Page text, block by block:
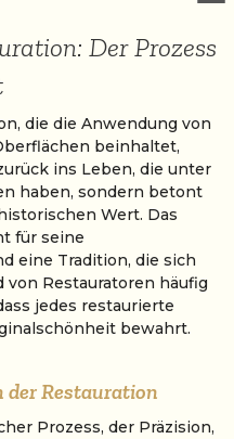
Der Prozess
die die Anwendung von
beinhaltet,
ins Leben, die unter
haben, sondern betont
Wert. Das
für seine
eine Tradition, die sich
Restauratoren häufig
jedes restaurierte
bewahrt.
der Restauration
Prozess, der Präzision,